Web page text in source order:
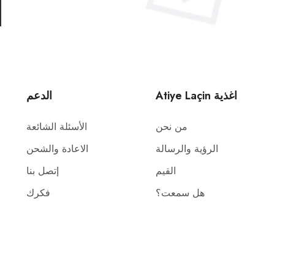
الدعم
الأسئلة الشائعة
الاعادة والشحن
إتصل بنا
فكرك
Atiye Laçin اغذية
من نحن
الرؤية والرسالة
القيم
هل سمعت؟